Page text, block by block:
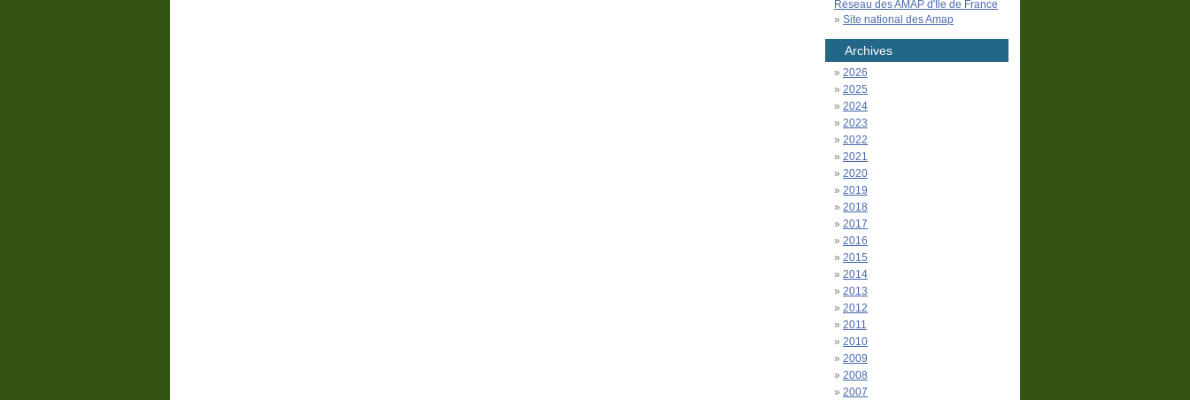
Réseau des AMAP d'Île de France
Site national des Amap
Archives
2026
2025
2024
2023
2022
2021
2020
2019
2018
2017
2016
2015
2014
2013
2012
2011
2010
2009
2008
2007